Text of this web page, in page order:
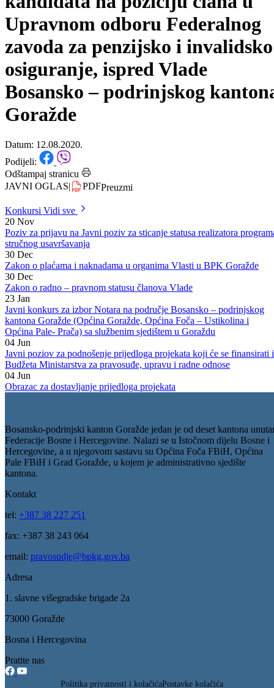
Javni oglas za nominiranje
kandidata na poziciju člana u
Upravnom odboru Federalnog
zavoda za penzijsko i invalidsko
osiguranje, ispred Vlade
Bosansko – podrinjskog
Goražde
Datum: 12.08.2020.
Odštampaj stranicu
JAVNI OGLAS
KonkursiVidi sve
20 Nov
Poziv za prijavu na Javni poziv za sticanje statusa realizatora
stručnog usavršavanja
30 Dec
Zakon o plaćama i naknadama u organima Vlasti u BPK Goražde
30 Dec
Zakon o radno – pravnom statusu članova Vlade
23 Jan
Javni konkurs za izbor Notara na područje Bosansko – podrinjskog
kantona Goražde (Općina Goražde, Općina Foča – Ustikolina i
Općina Pale- Prača) sa službenim sjedištem u Goraždu
04 Jun
Javni poziov za podnošenje prijedloga projekata koji će se finansirati